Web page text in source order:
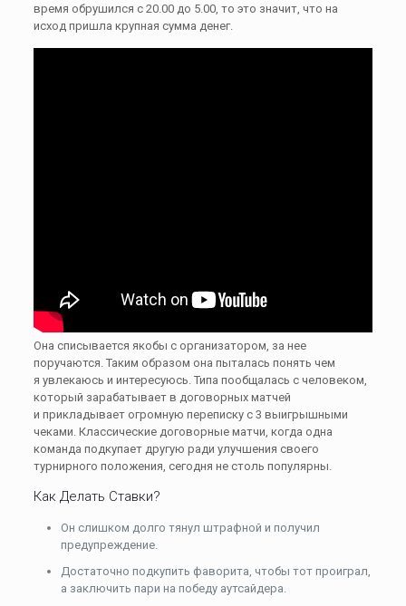
время обрушился с 20.00 до 5.00, то это значит, что на
исход пришла крупная сумма денег.
Она списывается якобы с организатором, за нее
поручаются. Таким образом она пыталась понять чем
я увлекаюсь и интересуюсь. Типа пообщалась с человеком,
который зарабатывает в договорных матчей
и прикладывает огромную переписку с 3 выигрышными
чеками. Классические договорные матчи, когда одна
команда подкупает другую ради улучшения своего
турнирного положения, сегодня не столь популярны.
Как Делать Ставки?
Он слишком долго тянул штрафной и получил
предупреждение.
Достаточно подкупить фаворита, чтобы тот проиграл,
а заключить пари на победу аутсайдера.